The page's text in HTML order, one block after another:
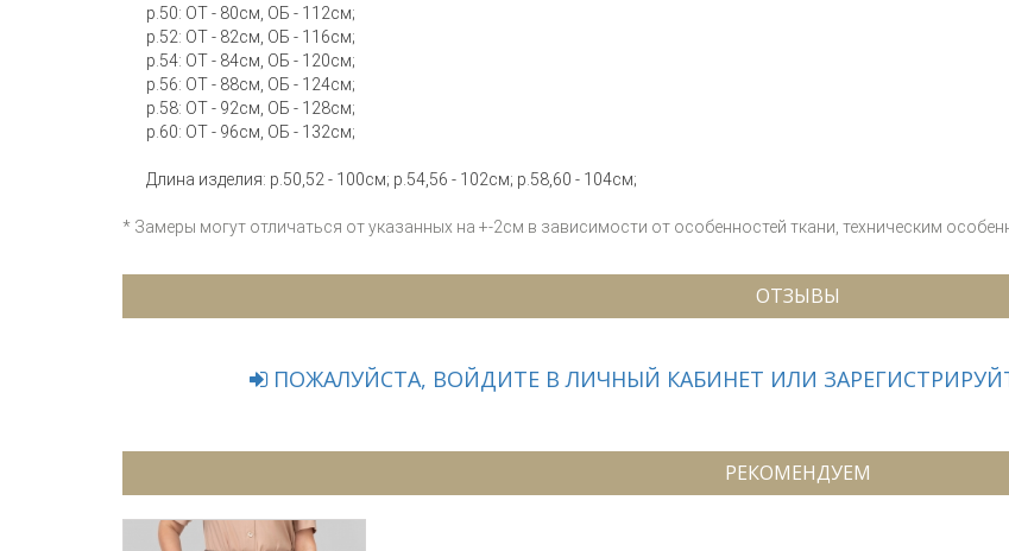
р.50: ОТ - 80см, ОБ - 112см;
р.52: ОТ - 82см, ОБ - 116см;
р.54: ОТ - 84см, ОБ - 120см;
р.56: ОТ - 88см, ОБ - 124см;
р.58: ОТ - 92см, ОБ - 128см;
р.60: ОТ - 96см, ОБ - 132см;
Длина изделия: р.50,52 - 100см; р.54,56 - 102см; р.58,60 - 104см;
* Замеры могут отличаться от указанных на +-2см в зависимости от особенностей ткани, техническим
ОТЗЫВЫ
ПОЖАЛУЙСТА, ВОЙДИТЕ В ЛИЧНЫЙ КАБИНЕТ ИЛИ
РЕКОМЕНДУЕМ